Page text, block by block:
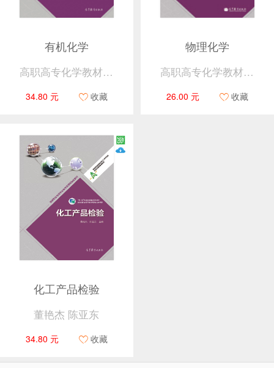
有机化学
高职高专化学教材编写组
34.80 元 收藏
物理化学
高职高专化学教材编写组
26.00 元 收藏
化工产品检验
董艳杰 陈亚东
34.80 元 收藏